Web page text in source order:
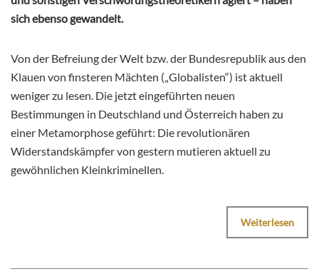
sich ebenso gewandelt.
Von der Befreiung der Welt bzw. der Bundesrepublik aus den
Klauen von finsteren Mächten („Globalisten“) ist aktuell
weniger zu lesen. Die jetzt eingeführten neuen
Bestimmungen in Deutschland und Österreich haben zu
einer Metamorphose geführt: Die revolutionären
Widerstandskämpfer von gestern mutieren aktuell zu
gewöhnlichen Kleinkriminellen.
Weiterlesen